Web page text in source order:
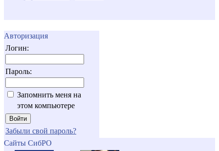
Авторизация
Логин:
Пароль:
Запомнить меня на
этом компьютере
Забыли свой пароль?
Сайты СибРО